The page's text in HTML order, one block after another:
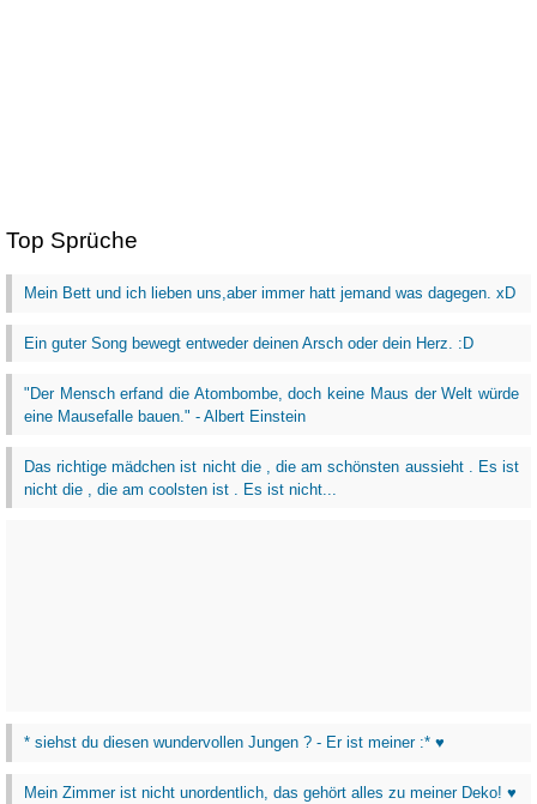
Top Sprüche
Mein Bett und ich lieben uns,aber immer hatt jemand was dagegen. xD
Ein guter Song bewegt entweder deinen Arsch oder dein Herz. :D
"Der Mensch erfand die Atombombe, doch keine Maus der Welt würde
eine Mausefalle bauen." - Albert Einstein
Das richtige mädchen ist nicht die , die am schönsten aussieht . Es ist
nicht die , die am coolsten ist . Es ist nicht...
* siehst du diesen wundervollen Jungen ? - Er ist meiner :* ♥
Mein Zimmer ist nicht unordentlich, das gehört alles zu meiner Deko! ♥